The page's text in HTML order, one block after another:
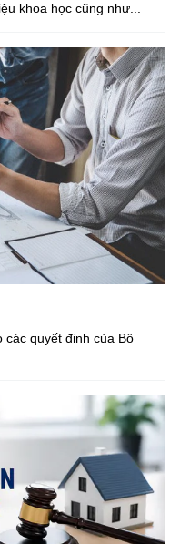
khoa học cũng như...
quyết định của Bộ